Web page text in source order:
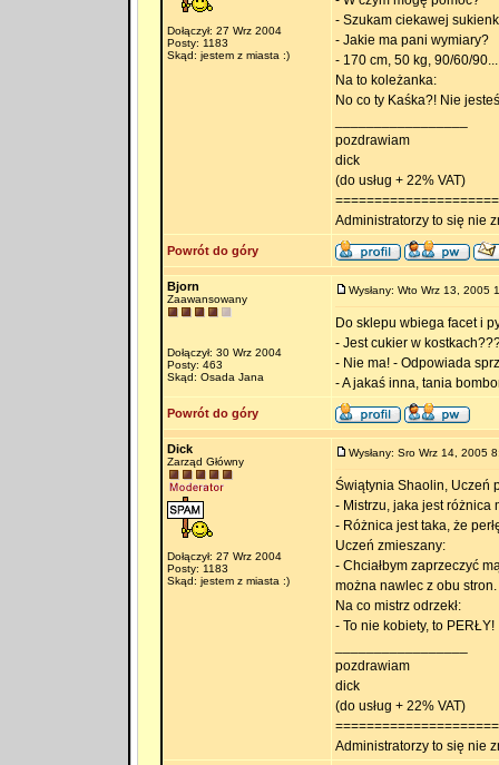
Dołączył: 27 Wrz 2004
Posty: 1183
Skąd: jestem z miasta :)
- Szukam ciekawej
- Jakie ma pani wymiary?
- 170 cm, 50 kg, 90/60/90...
Na to koleżanka:
No co ty Kaśka?! Nie
pozdrawiam
dick
(do usług + 22% VAT)
Administratorzy to się nie
Powrót do góry
Bjorn
Zaawansowany
Dołączył: 30 Wrz 2004
Posty: 463
Skąd: Osada Jana
Wysłany: Wto Wrz 13, 2005
Do sklepu wbiega facet i
- Jest cukier w
- Nie ma! - Odpowiada
- A jakaś inna, tania
Powrót do góry
Dick
Zarząd Główny
Dołączył: 27 Wrz 2004
Posty: 1183
Skąd: jestem z miasta :)
Wysłany: Sro Wrz 14, 2005
Świątynia Shaolin, Uczeń
- Mistrzu, jaka jest różnica
- Różnica jest taka, że
Uczeń zmieszany:
- Chciałbym zaprzeczyć
można nawlec z obu stron.
Na co mistrz odrzekł:
- To nie kobiety, to PERŁY!
pozdrawiam
dick
(do usług + 22% VAT)
Administratorzy to się nie